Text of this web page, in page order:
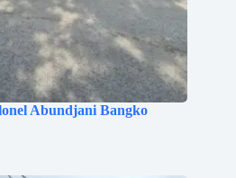
Abundjani Bangko